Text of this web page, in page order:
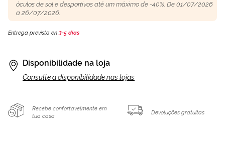
óculos de sol e desportivos até um máximo de -40%. De 01/07/2026
a 26/07/2026.
Entrega prevista en3-5 días
Disponibilidade na loja
Consulte a disponibilidade nas lojas
Recebe confortavelmente em
tua casa
Devoluções gratuitas